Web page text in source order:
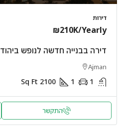
דירות
₪210K/Yearly
דירה בבנייה חדשה לנופש ביהוד
Ajman
1
1
2100
Sq Ft
התקשר